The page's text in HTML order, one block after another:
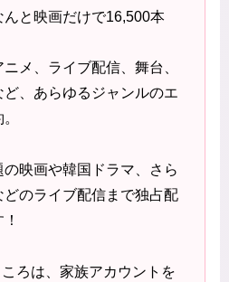
んと映画だけで16,500本
メ、ライブ配信、舞台、
、あらゆるジャンルのエ
映画や韓国ドラマ、さら
のライブ配信まで独占配
ろは、家族アカウントを